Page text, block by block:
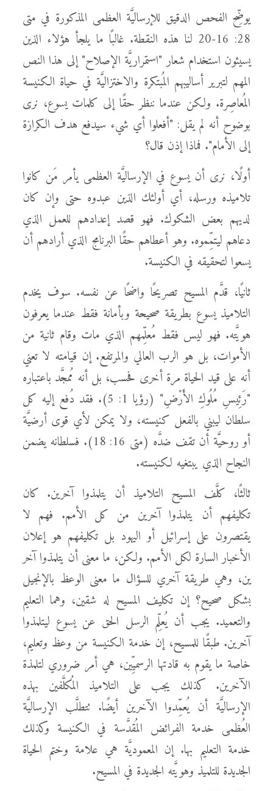
يوضِّح الفحص الدقيق للإرساليَّة العظمى المذكورة في متى
28: 16-20 لنا هذه النقطة. غالبًا ما يلجأ هؤلاء الذين
يسيئون استخدام شعار "استمراريَّة الإصلاح" إلى هذا النص
المهم لتبرير أساليبهم المُبتكرة والاختزاليَّة في حياة الكنيسة
المُعاصِرة. ولكن عندما ننظر حقًا إلى كلمات يسوع، نرى
بوضوح أنه لم يقل: "أفعلوا أي شيء سيدفع هدف الكرازة
إلى الأمام". فماذا إذن قال؟
أولًا، نرى أن يسوع في الإرساليَّة العظمى يأمر مَن كانوا
تلاميذه ورسله، أي أولئك الذين عبدوه حتى وإن كان
لديهم بعض الشكوك. فهو قصد إعدادهم للعمل الذي
دعاهم ليتمِّموه. وهو أعطاهم حقًا البرنامج الذي أرادهم أن
يسعوا لتحقيقه في الكنيسة.
ثانيًا، قدَّم المسيح تصريحًا واضحًا عن نفسه. سوف يخدم
التلاميذ يسوع بطريقة صحيحة وبأمانة فقط عندما يعرفون
هويَّته. فهو ليس فقط مُعلِّمهم الذي مات وقام ثانية من
الأموات، بل هو الرب العالي والمرتفع. إن قيامته لا تعني
أنه على قيد الحياة مرة أخرى فحسب، بل أنه مُمجَّد باعتباره
"رَئِيسِ مُلُوكِ الأَرْضِ" (رؤيا 1: 5). فقد دُفع إليه كل
سلطان ليبني بالفعل كنيسته، ولا يمكن لأي قوى أرضيَّة
أو روحيَّة أن تقف ضدَّه (متى 16: 18). فسلطانه يضمن
النجاح الذي يبتغيه لكنيسته.
ثالثًا، كلَّف المسيح التلاميذ أن يتلمذوا آخرين. كان
تكليفهم أن يتلمذوا آخرين من كل الأمم. فهم لا
يقتصرون على إسرائيل أو اليهود بل تكليفهم هو إعلان
الأخبار السارة لكل الأمم. ولكن، ما معنى أن يتلمذوا آخر
ين، وهي طريقة آخري للسؤال ما معنى الوعظ بالإنجيل
بشكل صحيح؟ إن تكليف المسيح له شقين، وهما التعليم
والتعميد. يجب أن يُعلِّم الرسل الحق عن يسوع ليتلمذوا
آخرين. طبقًا للمسيح، إن خدمة الكنيسة من وعظ وتعليم،
خاصة ما يقوم به قادتها الرسميِّين، هي أمر ضروري لتلمذة
الآخرين. كذلك يجب على التلاميذ المُكلَّفين بهذه
الإرساليَّة أن يُعمِّدوا الآخرين أيضًا. تتطلَّب الإرساليَّة
العُظمى خدمة الفرائض المُقدَّسة في الكنيسة وكذلك
خدمة التعليم بها. إن المعموديَّة هي علامة وختم الحياة
الجديدة للتلميذ وهويَّته الجديدة في المسيح.